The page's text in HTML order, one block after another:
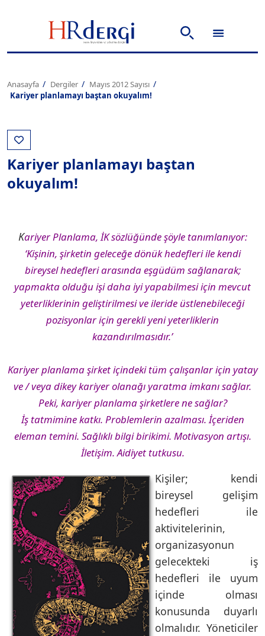
Anasayfa Dergiler
Mayıs 2012 Sayısı
Kariyer planlamayı baştan okuyalım!
Kariyer planlamayı baştan
okuyalım!
Kariyer Planlama, İK sözlüğünde şöyle tanımlanıyor:
‘Kişinin, şirketin geleceğe dönük hedefleri ile kendi
bireysel hedefleri arasında eşgüdüm sağlanarak;
yapmakta olduğu işi daha iyi yapabilmesi için mevcut
yeterliklerinin geliştirilmesi ve ileride üstlenebileceği
pozisyonlar için gerekli yeni yeterliklerin
kazandırılmasıdır.’
Kariyer planlama şirket içindeki tüm çalışanlar için yatay
ve / veya dikey kariyer olanağı yaratma imkanı sağlar.
Peki, kariyer planlama şirketlere ne sağlar?
İş tatmimine katkı. Problemlerin azalması. İçeriden
eleman temini. Sağlıklı bilgi birikimi. Motivasyon artışı.
İletişim. Aidiyet tutkusu.
Kişiler; kendi
bireysel gelişim
hedefleri ile
aktivitelerinin,
organizasyonun
gelecekteki iş
hedefleri ile uyum
içinde olması
konusunda duyarlı
olmalıdır. Yöneticiler